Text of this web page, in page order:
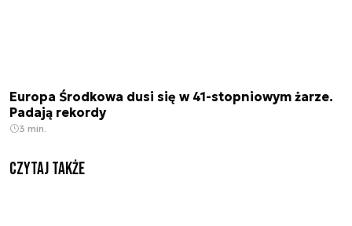
Europa Środkowa dusi się w 41-stopniowym żarze.
Padają rekordy
3 min.
Czytaj także